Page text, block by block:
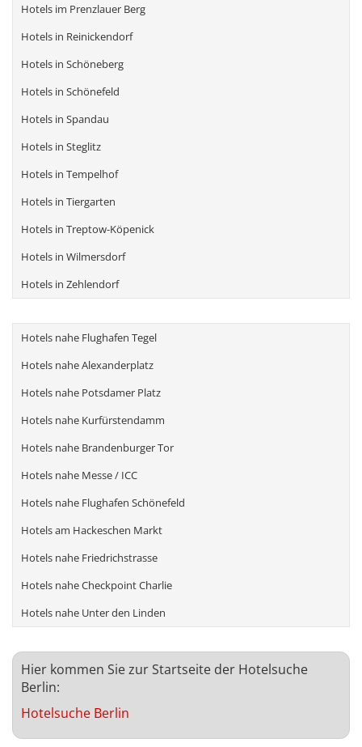
Hotels im Prenzlauer Berg
Hotels in Reinickendorf
Hotels in Schöneberg
Hotels in Schönefeld
Hotels in Spandau
Hotels in Steglitz
Hotels in Tempelhof
Hotels in Tiergarten
Hotels in Treptow-Köpenick
Hotels in Wilmersdorf
Hotels in Zehlendorf
Hotels nahe Flughafen Tegel
Hotels nahe Alexanderplatz
Hotels nahe Potsdamer Platz
Hotels nahe Kurfürstendamm
Hotels nahe Brandenburger Tor
Hotels nahe Messe / ICC
Hotels nahe Flughafen Schönefeld
Hotels am Hackeschen Markt
Hotels nahe Friedrichstrasse
Hotels nahe Checkpoint Charlie
Hotels nahe Unter den Linden
Hier kommen Sie zur Startseite der Hotelsuche
Berlin:
Hotelsuche Berlin